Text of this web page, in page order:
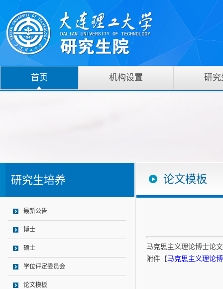
首页 机构设置 研究
研究生培养
最新公告
博士
硕士
学位评定委员会
论文模板
论文模板
马克思主义理论博士论
附件【马克思主义理论